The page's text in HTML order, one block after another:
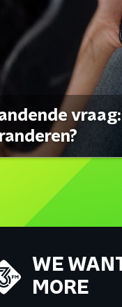
WE
MORE